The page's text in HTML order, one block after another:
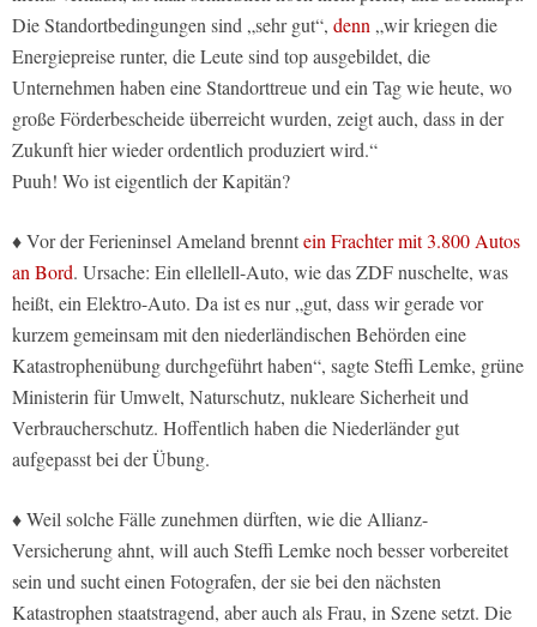
Die Standortbedingungen sind „sehr gut“, denn„wir kriegen die
Energiepreise runter, die Leute sind top ausgebildet, die
Unternehmen haben eine Standorttreue und ein Tag wie heute, wo
große Förderbescheide überreicht wurden, zeigt auch, dass in der
Zukunft hier wieder ordentlich produziert wird.“
Puuh! Wo ist eigentlich der Kapitän?
♦ Vor der Ferieninsel Ameland brenntein Frachter mit 3.800 Autos
an Bord. Ursache: Ein ellellell-Auto, wie das ZDF nuschelte, was
heißt, ein Elektro-Auto. Da ist es nur „gut, dass wir gerade vor
kurzem gemeinsam mit den niederländischen Behörden eine
Katastrophenübung durchgeführt haben“, sagte Steffi Lemke, grüne
Ministerin für Umwelt, Naturschutz, nukleare Sicherheit und
Verbraucherschutz. Hoffentlich haben die Niederländer gut
aufgepasst bei der Übung.
♦ Weil solche Fälle zunehmen dürften, wie die Allianz-
Versicherung ahnt, will auch Steffi Lemke noch besser vorbereitet
sein und sucht einen Fotografen, der sie bei den nächsten
Katastrophen staatstragend, aber auch als Frau, in Szene setzt. Die